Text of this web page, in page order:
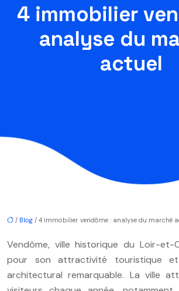
4 immobilier
analyse du
actuel
/ Blog / 4 immobilier vendôme : analyse du marché
Vendôme, ville historique du Loir-et-
pour son attractivité touristique
architectural remarquable. La ville